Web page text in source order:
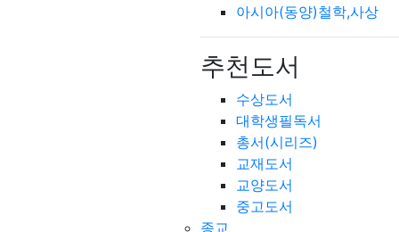
아시아(동양)철학,사상
추천도서
수상도서
대학생필독서
총서(시리즈)
교재도서
교양도서
중고도서
종교